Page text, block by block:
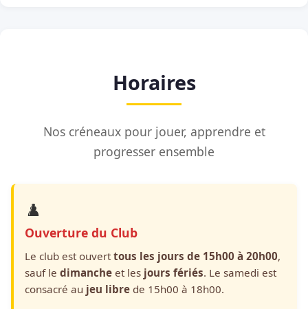
Horaires
Nos créneaux pour jouer, apprendre et
progresser ensemble
♟️
Ouverture du Club
Le club est ouvert tous les jours de 15h00 à 20h00,
sauf le dimanche et les jours fériés. Le samedi est
consacré au jeu libre de 15h00 à 18h00.